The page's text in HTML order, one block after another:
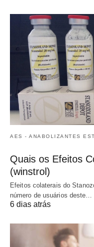
AES - ANABOLIZANTES
Quais os Efeitos
(winstrol)
Efeitos colaterais do
número de usuários deste…
6 dias atrás